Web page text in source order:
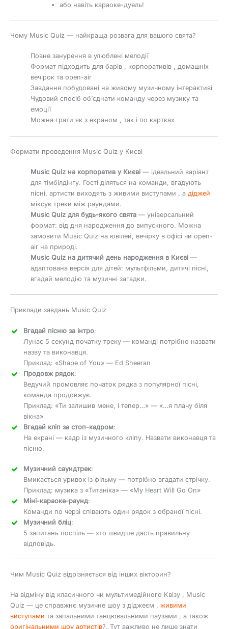
або навіть караоке-дуель!
Чому Music Quiz — найкраща розвага для вашого свята?
Повне занурення в улюблені мелодії
Формат підходить для барів , корпоративів , домашніх
вечірок та open-air
Завдання побудовані на живому музичному інтерактиві
Чудовий спосіб об’єднати команду через музику та
емоції
Можна грати як з екраном , так і по картках
Формати проведення Music Quiz у Києві
Music Quiz на корпоратив у Києві — ідеальний варіант
для тімбілдінгу. Гості діляться на команди, вгадують
пісні, артисти виходять з живими виступами , а діджей
міксує треки між раундами.
Music Quiz для будь-якого свята — універсальний
формат: від дня народження до випускного. Можна
замовити Music Quiz на ювілей, вечірку в офісі чи open-
air на природі.
Music Quiz на дитячий день народження в Києві —
адаптована версія для дітей: мультфільми, дитячі пісні,
вгадай мелодію та музичні загадки.
Приклади завдань Music Quiz
Вгадай пісню за інтро:
Лунає 5 секунд початку треку — команді потрібно назвати
назву та виконавця.
Приклад: «Shape of You» — Ed Sheeran
Продовж рядок:
Ведучий промовляє початок рядка з популярної пісні,
команда продовжує.
Приклад: «Ти залишив мене, і тепер…» — «…я плачу біля
вікна»
Вгадай кліп за стоп-кадром:
На екрані — кадр із музичного кліпу. Назвати виконавця та
пісню.
Музичний саундтрек:
Вмикається уривок із фільму — потрібно вгадати стрічку.
Приклад: музика з «Титаніка» — «My Heart Will Go On»
Міні-караоке-раунд:
Команди по черзі співають один рядок з обраної пісні.
Музичний бліц:
5 запитань поспіль — хто швидше дасть правильну
відповідь.
Чим Music Quiz відрізняється від інших вікторин?
На відміну від класичного чи мультимедійного Квізу , Music
Quiz — це справжнє музичне шоу з діджеєм , живими
виступами та запальними танцювальними паузами , а також
оригінальними шоу артистів?. Тут важливо не лише знати